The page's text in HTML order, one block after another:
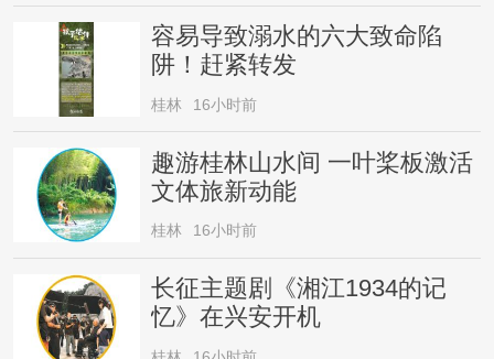
容易导致溺水的六大致命陷
阱！赶紧转发
桂林 16小时前
趣游桂林山水间 一叶桨板激活
文体旅新动能
桂林 16小时前
长征主题剧《湘江1934的记
忆》在兴安开机